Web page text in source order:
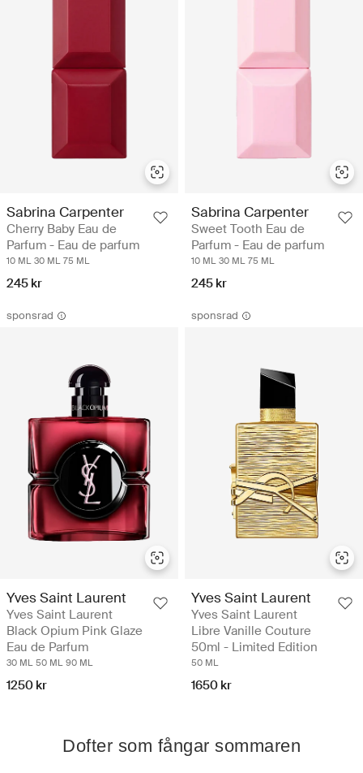
Sabrina Carpenter
Cherry Baby Eau de
Parfum - Eau de parfum
10 ML 30 ML 75 ML
245 kr
Sabrina Carpenter
Sweet Tooth Eau de
Parfum - Eau de parfum
10 ML 30 ML 75 ML
245 kr
sponsrad
Yves Saint Laurent
Yves Saint Laurent
Black Opium Pink Glaze
Eau de Parfum
30 ML 50 ML 90 ML
1250 kr
sponsrad
Yves Saint Laurent
Yves Saint Laurent
Libre Vanille Couture
50ml - Limited Edition
50 ML
1650 kr
Dofter som fångar sommaren